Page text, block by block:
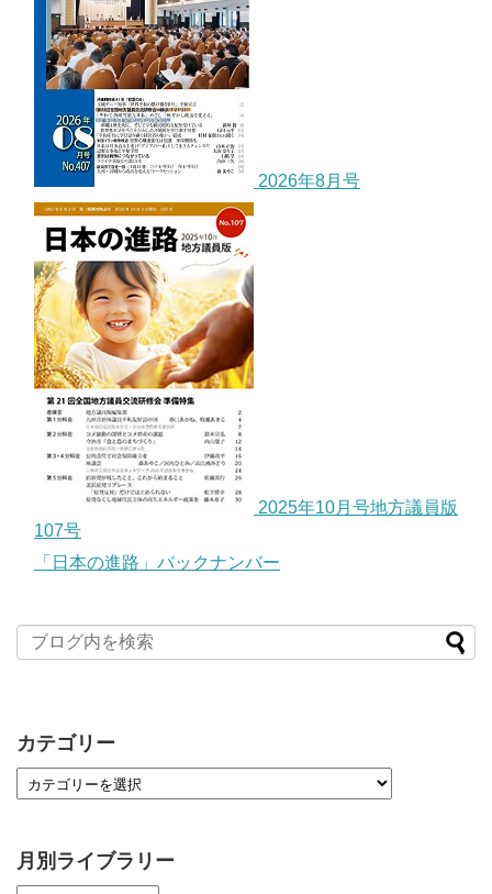
2026年8月号
2025年10月号地方議員版
107号
「日本の進路」バックナンバー
カテゴリー
月別ライブラリー